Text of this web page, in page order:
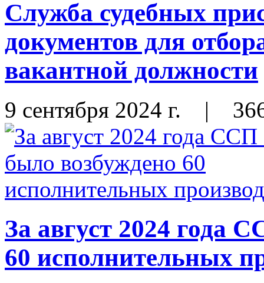
Служба судебных
документов для
вакантной должности
9 сентября 2024 г. |
За август 2024 года
60 исполнительных